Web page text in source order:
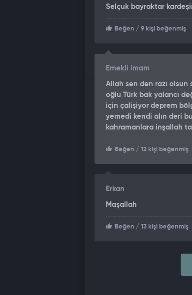
Selçuk bayraktar
Beğen / 9 kişi beğenmiş
Emekli imam
Allah sen den razı
oğlu Türk bak yalancı
için çalişiyor deprem
yemedi kendi alın deri
kahramanlara inşallah
Beğen / 12 kişi beğenmiş
Erkan
Maşallah
Beğen / 13 kişi beğenmiş